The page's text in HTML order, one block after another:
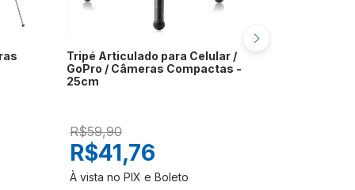
Tripé Articulado para Celular /
GoPro / Câmeras Compactas -
25cm
R$59,90
R$41,76